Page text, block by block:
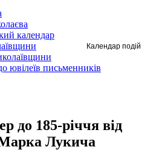
календар
ювілеїв письменників
до 185-річчя від
Лукича
Календар подій